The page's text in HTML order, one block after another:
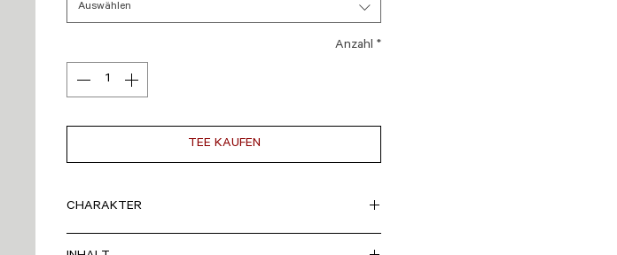
Auswählen
Anzahl *
TEE KAUFEN
CHARAKTER